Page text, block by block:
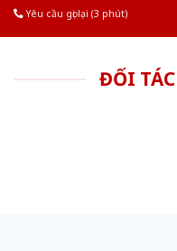
Yêu cầu gọi lại (3 phút)
ĐỐI